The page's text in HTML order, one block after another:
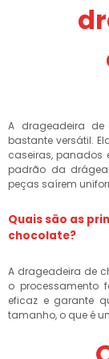
A drageadeira
bastante versátil.
caseiras, panados
padrão da
peças saírem
Quais são as
chocolate?
A drageadeira de
o processamento
eficaz e garante
tamanho, o que é